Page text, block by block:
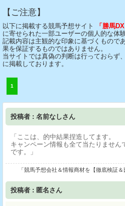
【ご注意】
以下に掲載する競馬予想サイト 「勝馬
に寄せられた一部ユーザーの個人的な体
記載内容は主観的な印象に基づくもので
果を保証するものではありません。
当サイトでは真偽の判断は行っておらず
に掲載しております。
1
投稿者 : 名前なしさん
「ここは、的中結果捏造してます。
キャンペーン情報も全て当たりません
です。」
「競馬予想会社＆情報商材を【徹底検証
投稿者 : 匿名さん